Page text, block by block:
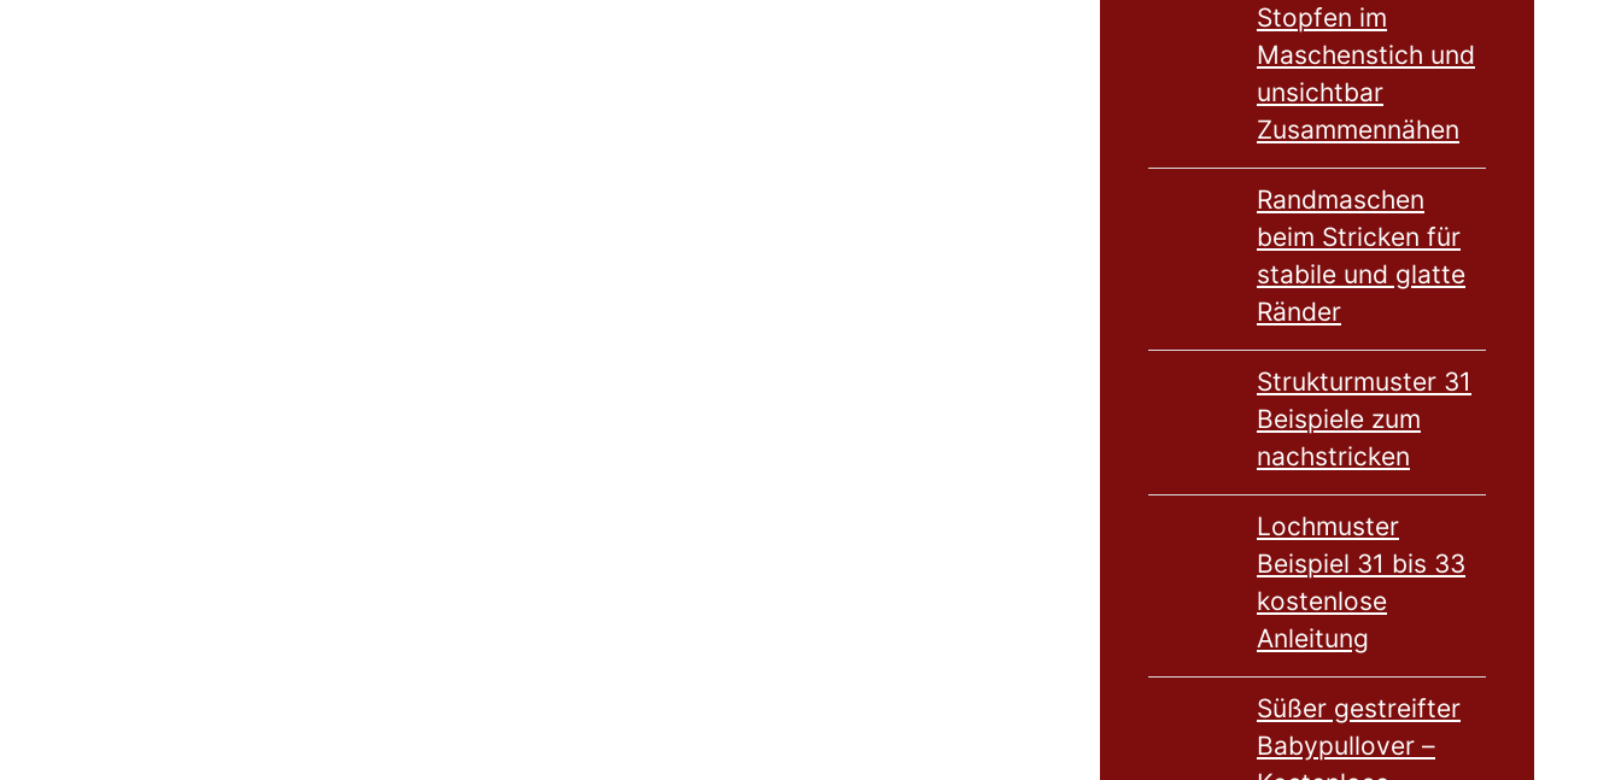
Stopfen im
Maschenstich und
unsichtbar
Zusammennähen
Randmaschen
beim Stricken für
stabile und glatte
Ränder
Strukturmuster 31
Beispiele zum
nachstricken
Lochmuster
Beispiel 31 bis 33
kostenlose
Anleitung
Süßer gestreifter
Babypullover –